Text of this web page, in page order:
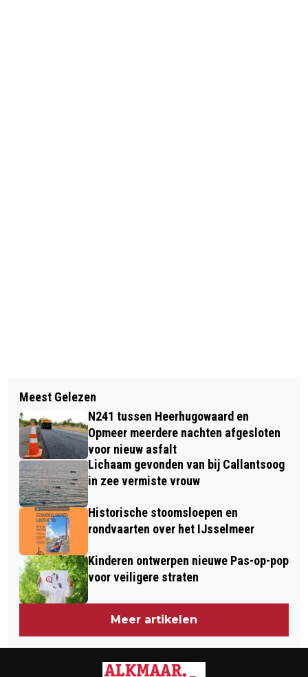
HARDLOPEN POPULAIRDER DAN OOIT;
INDIVIDUELE STARTBEWIJZEN
EGMOND HALVE MARATHON 2026
UITVERKOCHT
WOONZORGCOMPLEX ONTRUIMD NA
BALKONBRAND IN HEERHUGOWAARD
Meest Gelezen
N241 tussen Heerhugowaard en
Opmeer meerdere nachten afgesloten
voor nieuw asfalt
Lichaam gevonden van bij Callantsoog
in zee vermiste vrouw
Historische stoomsloepen en
rondvaarten over het IJsselmeer
Kinderen ontwerpen nieuwe Pas-op-pop
voor veiligere straten
Meer artikelen